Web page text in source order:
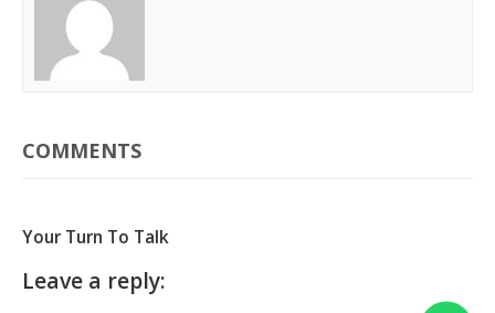
COMMENTS
Your Turn To Talk
Leave a reply: